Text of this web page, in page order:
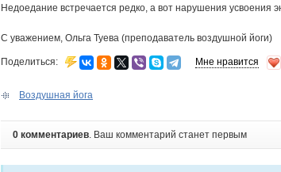
Недоедание встречается редко, а вот нарушения усвоения
С уважением, Ольга Туева (преподаватель воздушной йоги)
Поделиться: Мне нравится
Воздушная йога
0 комментариев. Ваш комментарий станет первым